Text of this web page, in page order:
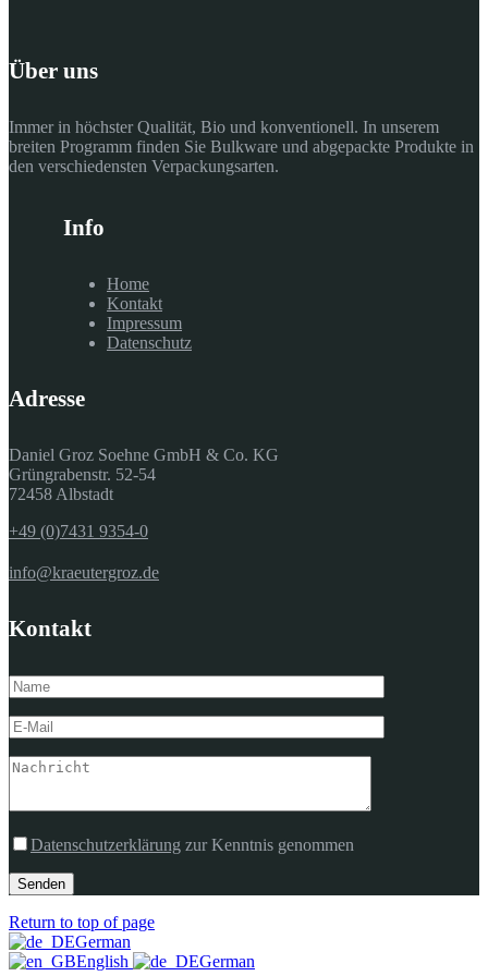
Über uns
Immer in höchster Qualität, Bio und konventionell. In unserem
breiten Programm finden Sie Bulkware und abgepackte Produkte in
den verschiedensten Verpackungsarten.
Info
Home
Kontakt
Impressum
Datenschutz
Adresse
Daniel Groz Soehne GmbH & Co. KG
Grüngrabenstr. 52-54
72458 Albstadt
+49 (0)7431 9354-0
info@kraeutergroz.de
Kontakt
Datenschutzerklärung zur Kenntnis genommen
Senden
Return to top of page
German
English
German